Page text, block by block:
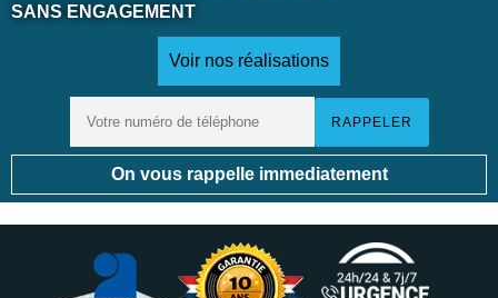
SANS ENGAGEMENT
Voir nos réalisations
On vous rappelle immediatement